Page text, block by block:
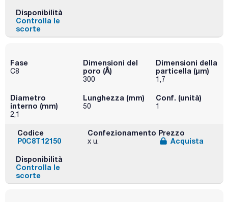
Disponibilità
Controlla le
scorte
Fase
C8
Dimensioni del
poro (Å)
300
Dimensioni della
particella (μm)
1,7
Diametro
interno (mm)
2,1
Lunghezza (mm)
50
Conf. (unità)
1
Codice
P0C8T12150
Confezionamento
x u.
Prezzo
Acquista
Disponibilità
Controlla le
scorte